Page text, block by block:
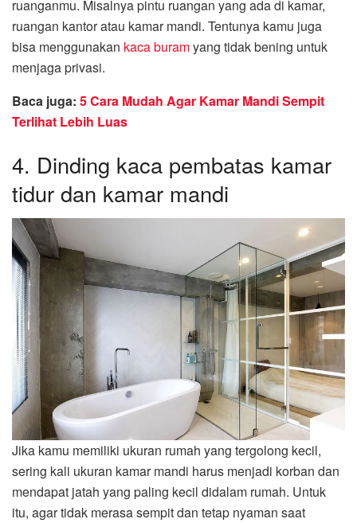
ruanganmu. Misalnya pintu ruangan yang ada di kamar,
ruangan kantor atau kamar mandi. Tentunya kamu juga
bisa menggunakan kaca buramyang tidak bening untuk
menjaga privasi.
Baca juga: 5 Cara Mudah Agar Kamar Mandi Sempit
Terlihat Lebih Luas
4. Dinding kaca pembatas kamar
tidur dan kamar mandi
Jika kamu memiliki ukuran rumah yang tergolong kecil,
sering kali ukuran kamar mandi harus menjadi korban dan
mendapat jatah yang paling kecil didalam rumah. Untuk
itu, agar tidak merasa sempit dan tetap nyaman saat